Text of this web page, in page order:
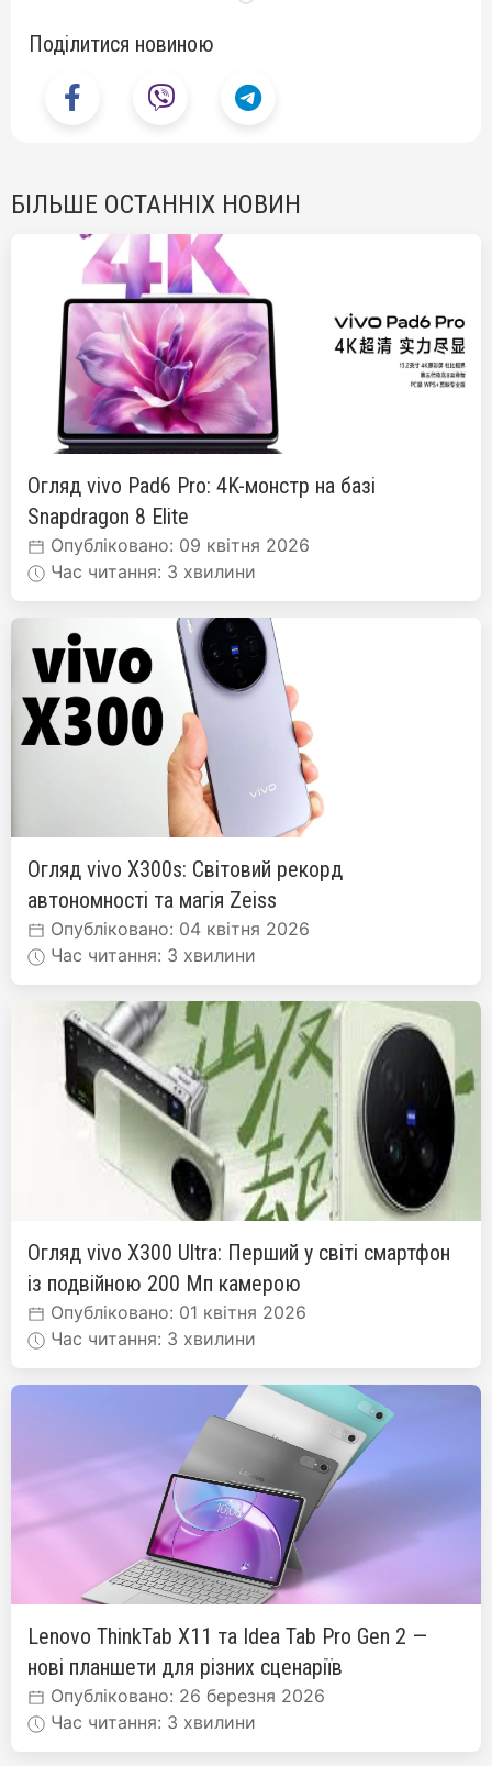
Поділитися новиною
БІЛЬШЕ ОСТАННІХ НОВИН
Огляд vivo Pad6 Pro: 4K-монстр на базі
Snapdragon 8 Elite
Опубліковано: 09 квітня 2026
Час читання: 3 хвилини
Огляд vivo X300s: Світовий рекорд
автономності та магія Zeiss
Опубліковано: 04 квітня 2026
Час читання: 3 хвилини
Огляд vivo X300 Ultra: Перший у світі смартфон
із подвійною 200 Мп камерою
Опубліковано: 01 квітня 2026
Час читання: 3 хвилини
Lenovo ThinkTab X11 та Idea Tab Pro Gen 2 —
нові планшети для різних сценаріїв
Опубліковано: 26 березня 2026
Час читання: 3 хвилини